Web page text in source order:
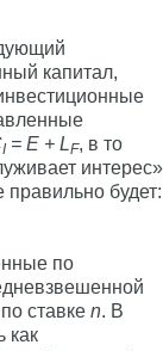
капитал,
I = E + LF, в то
интерес»
правильно будет:
по
ставке n. В
как